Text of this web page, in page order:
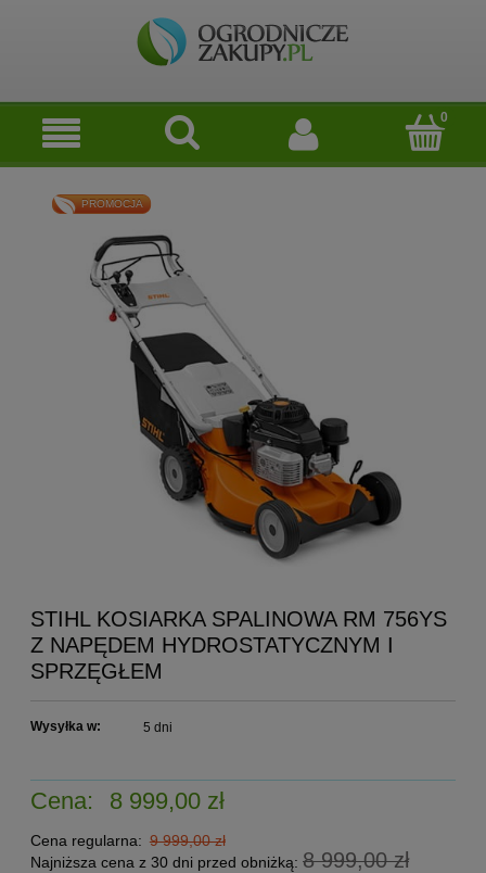
PROMOCJA
STIHL KOSIARKA SPALINOWA RM 756YS
Z NAPĘDEM HYDROSTATYCZNYM I
SPRZĘGŁEM
Wysyłka w: 5 dni
Cena: 8 999,00 zł
Cena regularna: 9 999,00 zł
Najniższa cena z 30 dni przed obniżką: 8 999,00 zł